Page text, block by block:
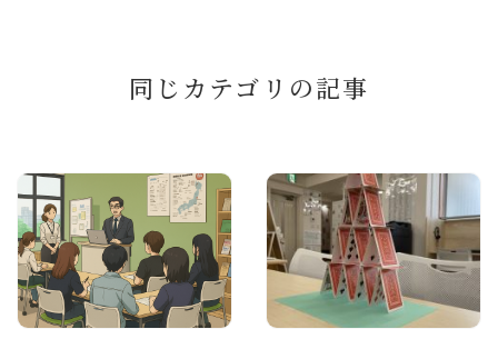
同じカテゴリの記事